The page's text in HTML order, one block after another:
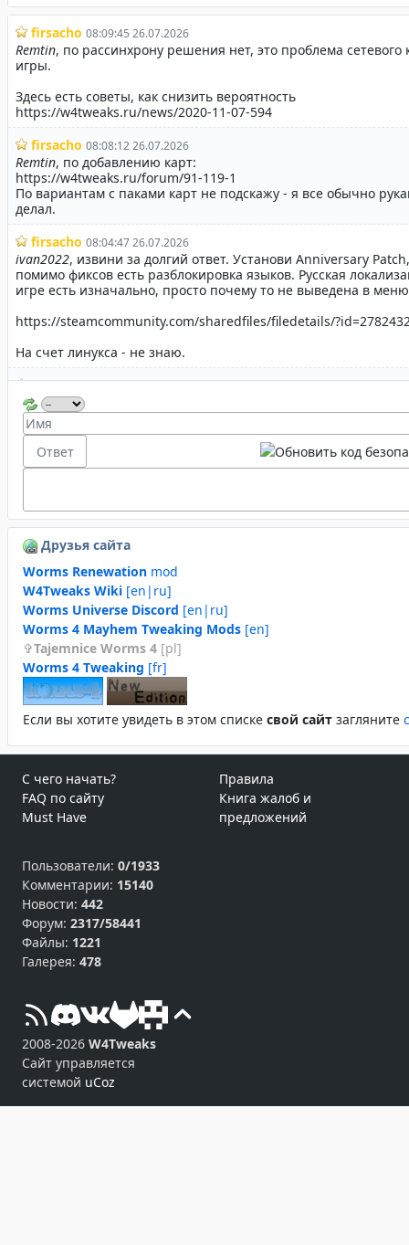
Друзья сайта
Worms Renewation mod
W4Tweaks Wiki [en|ru]
Worms Universe Discord [en|ru]
Worms 4 Mayhem Tweaking Mods [en]
Tajemnice Worms 4 [pl]
Worms 4 Tweaking [fr]
Если вы хотите увидеть в этом спиcке свой сайт загляните
С чего начать?
FAQ по сайту
Must Have
Правила
Книга жалоб и
предложений
Пользователи: 0/1933
Комментарии: 15140
Новости: 442
Форум: 2317/58441
Файлы: 1221
Галерея: 478
2008-2026 W4Tweaks
Сайт управляется
системой uCoz